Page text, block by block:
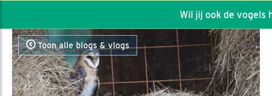
Wil jij ook de vogels
Toon alle blogs & vlogs